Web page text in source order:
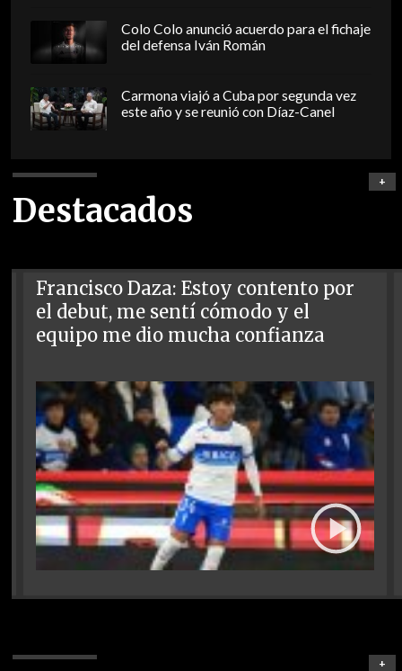
Colo Colo anunció acuerdo para el fichaje
del defensa Iván Román
Carmona viajó a Cuba por segunda vez
este año y se reunió con Díaz-Canel
Destacados
+
Francisco Daza: Estoy contento por
el debut, me sentí cómodo y el
equipo me dio mucha confianza
+